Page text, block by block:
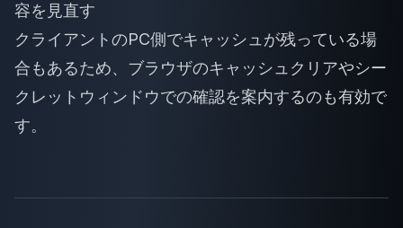
容を見直す
クライアントのPC側でキャッシュが残っている場
合もあるため、ブラウザのキャッシュクリアやシー
クレットウィンドウでの確認を案内するのも有効で
す。